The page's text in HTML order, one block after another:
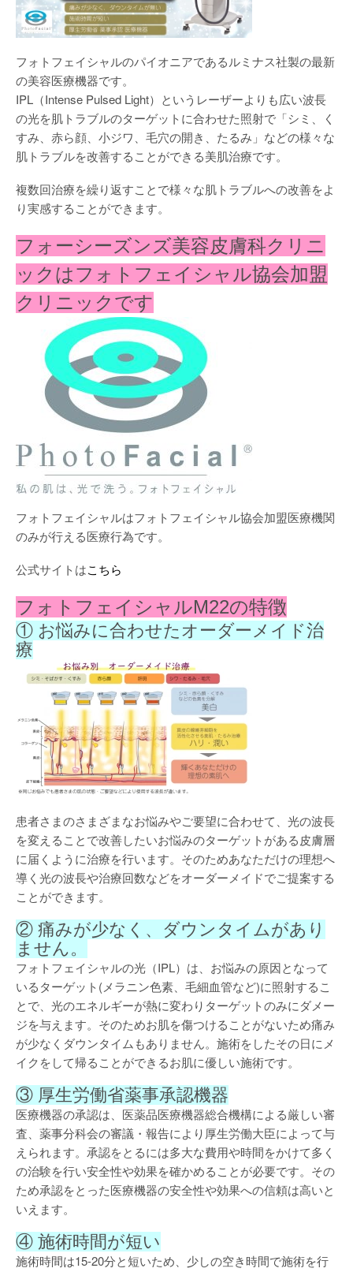
フォトフェイシャルのパイオニアであるルミナス社製の最新
の美容医療機器です。
IPL（Intense Pulsed Light）というレーザーよりも広い波長
の光を肌トラブルのターゲットに合わせた照射で「シミ、く
すみ、赤ら顔、小ジワ、毛穴の開き、たるみ」などの様々な
肌トラブルを改善することができる美肌治療です。
複数回治療を繰り返すことで様々な肌トラブルへの改善をよ
り実感することができます。
フォーシーズンズ美容皮膚科クリニ
ックはフォトフェイシャル協会加盟
クリニックです
フォトフェイシャルはフォトフェイシャル協会加盟医療機関
のみが行える医療行為です。
公式サイトはこちら
フォトフェイシャルM22の特徴
① お悩みに合わせたオーダーメイド治
療
患者さまのさまざまなお悩みやご要望に合わせて、光の波長
を変えることで改善したいお悩みのターゲットがある皮膚層
に届くように治療を行います。そのためあなただけの理想へ
導く光の波長や治療回数などをオーダーメイドでご提案する
ことができます。
② 痛みが少なく、ダウンタイムがあり
ません。
フォトフェイシャルの光（IPL）は、お悩みの原因となって
いるターゲット(メラニン色素、毛細血管など)に照射するこ
とで、光のエネルギーが熱に変わりターゲットのみにダメー
ジを与えます。そのためお肌を傷つけることがないため痛み
が少なくダウンタイムもありません。施術をしたその日にメ
イクをして帰ることができるお肌に優しい施術です。
③ 厚生労働省薬事承認機器
医療機器の承認は、医薬品医療機器総合機構による厳しい審
査、薬事分科会の審議・報告により厚生労働大臣によって与
えられます。承認をとるには多大な費用や時間をかけて多く
の治験を行い安全性や効果を確かめることが必要です。その
ため承認をとった医療機器の安全性や効果への信頼は高いと
いえます。
④ 施術時間が短い
施術時間は15-20分と短いため、少しの空き時間で施術を行